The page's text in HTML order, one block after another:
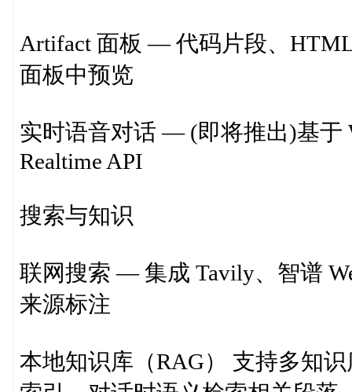
Artifact 面板 — 代码片段、
面板中预览
实时语音对话 — (即将推出)基于
Realtime API
搜索与知识
联网搜索 — 集成 Tavily、智谱
来源标注
本地知识库（RAG） 支持多知